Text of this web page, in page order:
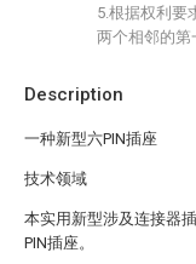
Description
一种新型六PIN插座
技术领域
本实用新型涉及连接器
PIN插座。
5.根据权利要
两个相邻的第